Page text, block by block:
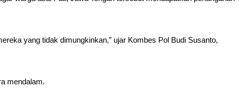
yang tidak dimungkinkan,” ujar Kombes Pol Budi Susanto,
mendalam.